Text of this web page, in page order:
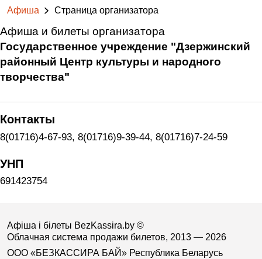
Афиша Cтраница организатора
Афиша и билеты организатора
Государственное учреждение "Дзержинский
районный Центр культуры и народного
творчества"
Контакты
8(01716)4-67-93, 8(01716)9-39-44, 8(01716)7-24-59
УНП
691423754
Афіша і білеты BezKassira.by ©
Облачная система продажи билетов, 2013 — 2026
ООО «БЕЗКАССИРА БАЙ» Республика Беларусь